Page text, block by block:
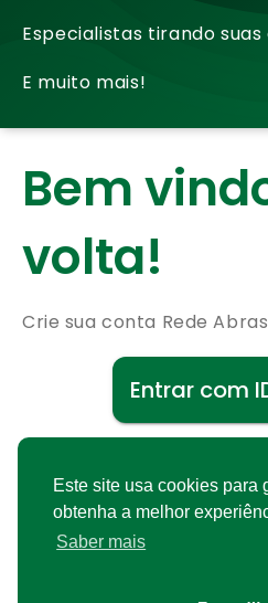
Este site usa cookies para
obtenha a melhor
Saber mais
Especialistas tirando suas
E muito mais!
Bem
volta!
Crie sua conta Rede
Entrar com